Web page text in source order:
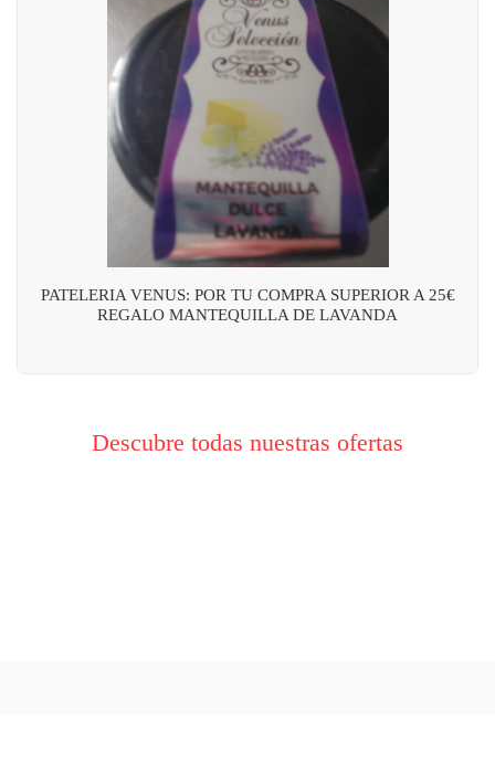
PATELERIA VENUS: POR TU COMPRA SUPERIOR A 25€
REGALO MANTEQUILLA DE LAVANDA
Descubre todas nuestras ofertas